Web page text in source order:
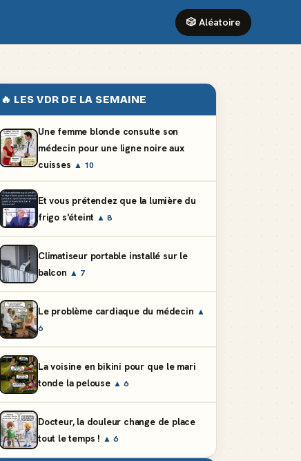
🎲 Aléatoire
🔥 LES VDR DE LA SEMAINE
Une femme blonde consulte son
médecin pour une ligne noire aux
cuisses ▲ 10
Et vous prétendez que la lumière du
frigo s'éteint ▲ 8
Climatiseur portable installé sur le
balcon ▲ 7
Le problème cardiaque du médecin ▲
6
La voisine en bikini pour que le mari
tonde la pelouse ▲ 6
Docteur, la douleur change de place
tout le temps ! ▲ 6